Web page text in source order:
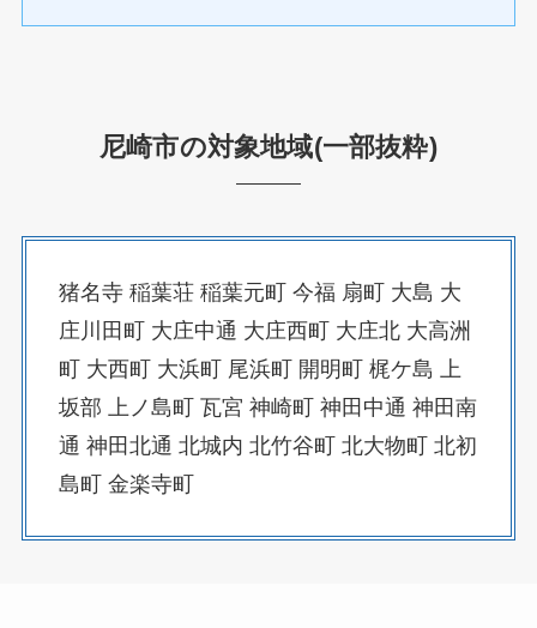
尼崎市の対象地域(一部抜粋)
猪名寺 稲葉荘 稲葉元町 今福 扇町 大島 大
庄川田町 大庄中通 大庄西町 大庄北 大高洲
町 大西町 大浜町 尾浜町 開明町 梶ケ島 上
坂部 上ノ島町 瓦宮 神崎町 神田中通 神田南
通 神田北通 北城内 北竹谷町 北大物町 北初
島町 金楽寺町